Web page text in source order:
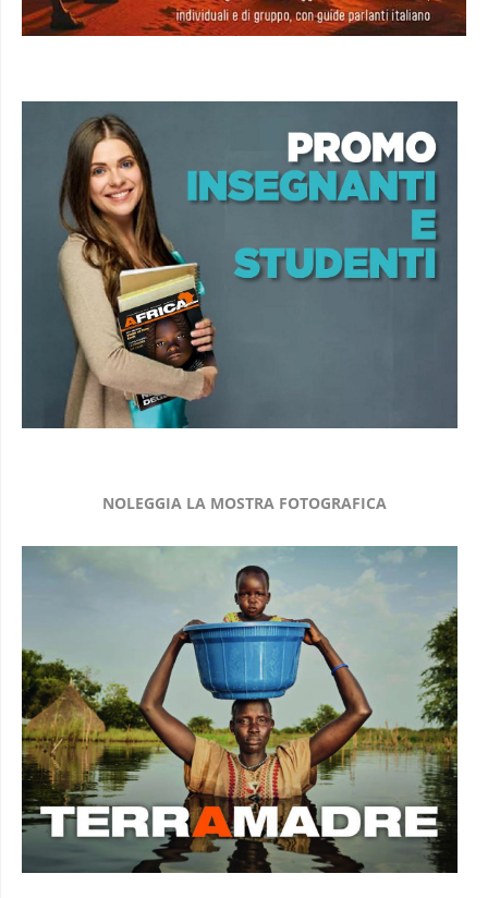
NOLEGGIA LA MOSTRA FOTOGRAFICA